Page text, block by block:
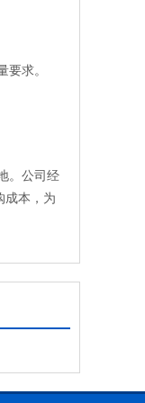
求。
。公司经
成本，为